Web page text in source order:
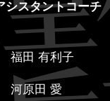
シスタントコーチ
福田 有利子
河原田 愛